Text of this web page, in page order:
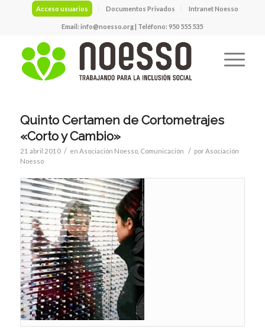
Acceso usuarios Documentos Privados Intranet Noesso
Email:info@noesso.org| Teléfono: 950 555 535
Quinto Certamen de Cortometrajes
«Corto y Cambio»
21 abril 2010 / en Asociación Noesso, Comunicación / porAsociación
Noesso